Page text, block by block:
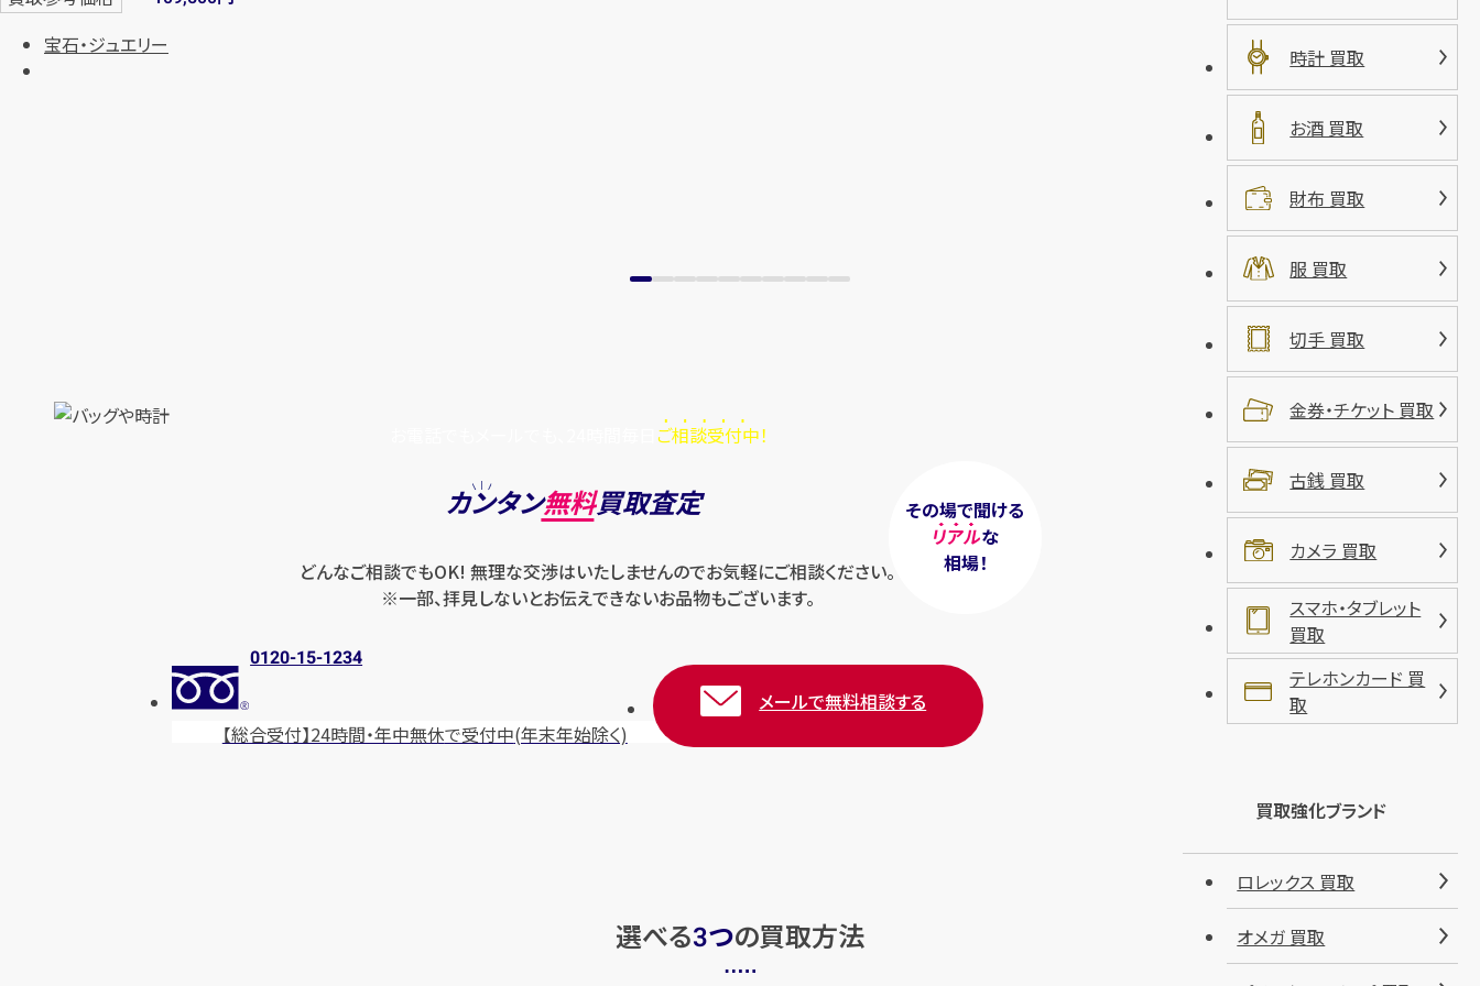
宝石・ジュエリー
ご相談受付中！
その場で聞ける
リアルな
相場！
カンタン無料買取査定
どんなご相談でもOK! 無理な交渉はいたしませんのでお気軽にご相談ください。
※一部、拝見しないとお伝えできないお品物もございます。
0120-15-1234
【総合受付】24時間・年中無休で受付中(年末年始除く)
メールで無料相談する
選べる3つの買取方法
時計 買取
お酒 買取
財布 買取
服 買取
切手 買取
金券・チケット 買取
古銭 買取
カメラ 買取
スマホ・タブレット
買取
テレホンカード 買
取
買取強化ブランド
ロレックス 買取
オメガ 買取